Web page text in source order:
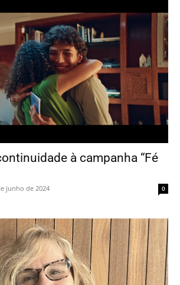
à campanha “Fé
junho de 2024 0